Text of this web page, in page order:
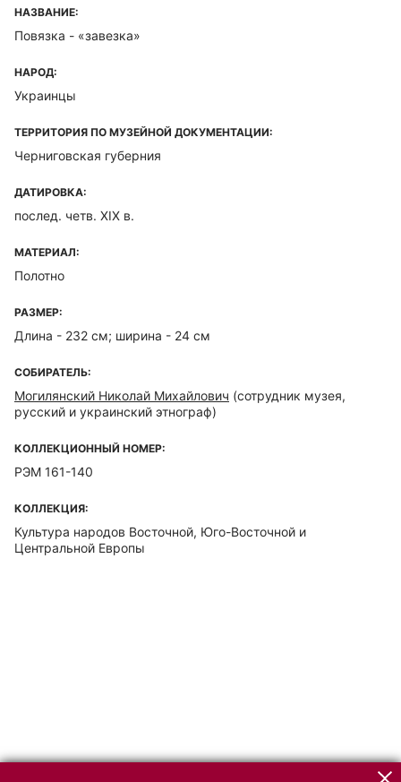
НАЗВАНИЕ:
Повязка - «завезка»
НАРОД:
Украинцы
ТЕРРИТОРИЯ ПО МУЗЕЙНОЙ ДОКУМЕНТАЦИИ:
Черниговская губерния
ДАТИРОВКА:
послед. четв. XIX в.
МАТЕРИАЛ:
Полотно
РАЗМЕР:
Длина - 232 см; ширина - 24 см
СОБИРАТЕЛЬ:
Могилянский Николай Михайлович (сотрудник музея,
русский и украинский этнограф)
КОЛЛЕКЦИОННЫЙ НОМЕР:
РЭМ 161-140
КОЛЛЕКЦИЯ:
Культура народов Восточной, Юго-Восточной и
Центральной Европы